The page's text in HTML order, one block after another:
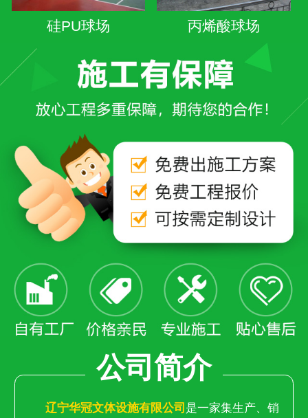
硅PU球场 丙烯酸球场
公司简介
辽宁华冠文体设施有限公司 是一家集生产、销